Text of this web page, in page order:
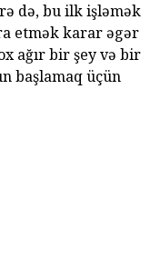
də, bu ilk işləmək
etmək karar əgər
ağır bir şey və bir
başlamaq üçün